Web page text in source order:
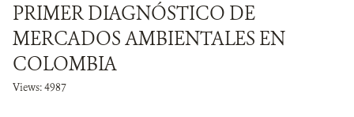
PRIMER DIAGNÓSTICO DE
MERCADOS AMBIENTALES EN
COLOMBIA
Views: 4987